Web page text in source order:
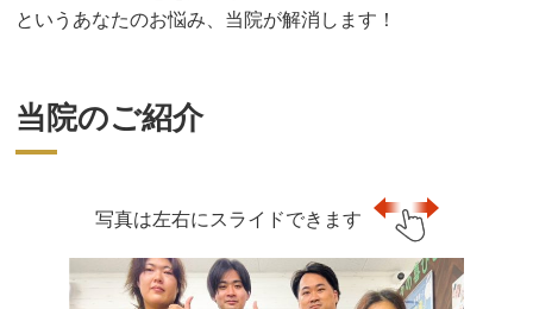
というあなたのお悩み、当院が解消します！
当院のご紹介
写真は左右にスライドできます